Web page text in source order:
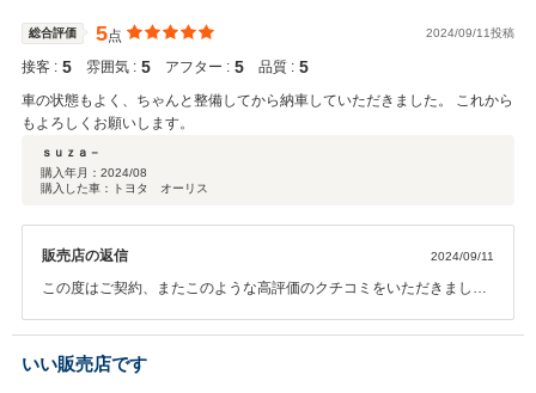
総合評価 5点 2024/09/11投稿
接客 : 5 雰囲気 : 5 アフター : 5 品質 : 5
車の状態もよく、ちゃんと整備してから納車していただきました。 これから
もよろしくお願いします。
ｓｕｚａ－
購入年月： 2024/08
購入した車：トヨタ オーリス
販売店の返信 2024/09/11
この度はご契約、またこのような高評価のクチコミをいただきまして
をお買い求めになる際もぜひお手伝いさせて頂ければ幸いです。何卒
宜しくお願い致します。
いい販売店です